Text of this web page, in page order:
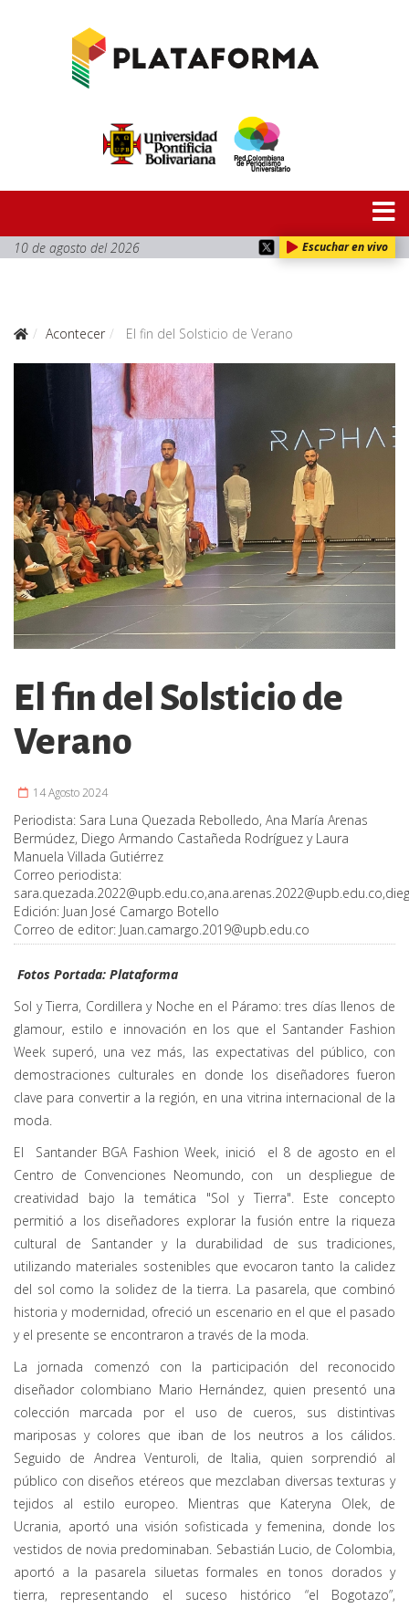
10 de agosto del 2026 Escuchar en vivo
Acontecer El fin del Solsticio de Verano
El fin del Solsticio de
Verano
14 Agosto 2024
Periodista: Sara Luna Quezada Rebolledo, Ana María Arenas
Bermúdez, Diego Armando Castañeda Rodríguez y Laura
Manuela Villada Gutiérrez
Correo periodista:
sara.quezada.2022@upb.edu.co,ana.arenas.2022@upb.edu.co,
Edición: Juan José Camargo Botello
Correo de editor: Juan.camargo.2019@upb.edu.co
Fotos Portada: Plataforma
Sol y Tierra, Cordillera y Noche en el Páramo: tres días llenos de
glamour, estilo e innovación en los que el Santander Fashion
Week superó, una vez más, las expectativas del público, con
demostraciones culturales en donde los diseñadores fueron
clave para convertir a la región, en una vitrina internacional de la
moda.
El Santander BGA Fashion Week, inició el 8 de agosto en el
Centro de Convenciones Neomundo, con un despliegue de
creatividad bajo la temática "Sol y Tierra". Este concepto
permitió a los diseñadores explorar la fusión entre la riqueza
cultural de Santander y la durabilidad de sus tradiciones,
utilizando materiales sostenibles que evocaron tanto la calidez
del sol como la solidez de la tierra. La pasarela, que combinó
historia y modernidad, ofreció un escenario en el que el pasado
y el presente se encontraron a través de la moda.
La jornada comenzó con la participación del reconocido
diseñador colombiano Mario Hernández, quien presentó una
colección marcada por el uso de cueros, sus distintivas
mariposas y colores que iban de los neutros a los cálidos.
Seguido de Andrea Venturoli, de Italia, quien sorprendió al
público con diseños etéreos que mezclaban diversas texturas y
tejidos al estilo europeo. Mientras que Kateryna Olek, de
Ucrania, aportó una visión sofisticada y femenina, donde los
vestidos de novia predominaban. Sebastián Lucio, de Colombia,
aportó a la pasarela siluetas formales en tonos dorados y
tierra, representando el suceso histórico “el Bogotazo”,